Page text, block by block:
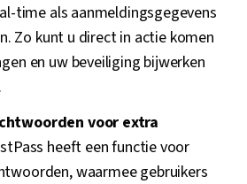
time als aanmeldingsgegevens
Zo kunt u direct in actie komen
en uw beveiliging bijwerken
voor extra
heeft een functie voor
waarmee gebruikers